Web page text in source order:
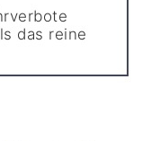
das reine